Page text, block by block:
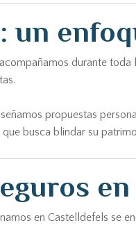
un
durante
propuestas
busca blindar su
en Castelldefels se